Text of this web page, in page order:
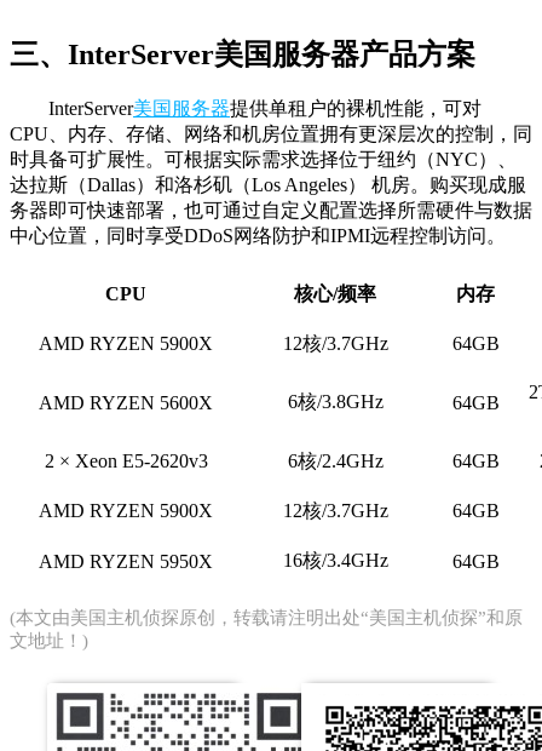
三、InterServer美国服务器产品方案
InterServer美国服务器提供单租户的裸机性能，可对
CPU、内存、存储、网络和机房位置拥有更深层次的控制，同
时具备可扩展性。可根据实际需求选择位于纽约（NYC）、
达拉斯（Dallas）和洛杉矶（Los Angeles） 机房。购买现成服
务器即可快速部署，也可通过自定义配置选择所需硬件与数据
中心位置，同时享受DDoS网络防护和IPMI远程控制访问。
CPU 核心/频率 内存
AMD RYZEN 5900X 12核/3.7GHz 64GB
AMD RYZEN 5600X 6核/3.8GHz 64GB
2 × Xeon E5-2620v3 6核/2.4GHz 64GB
AMD RYZEN 5900X 12核/3.7GHz 64GB
AMD RYZEN 5950X 16核/3.4GHz 64GB
(本文由美国主机侦探原创，转载请注明出处“美国主机侦探”和原
文地址！)